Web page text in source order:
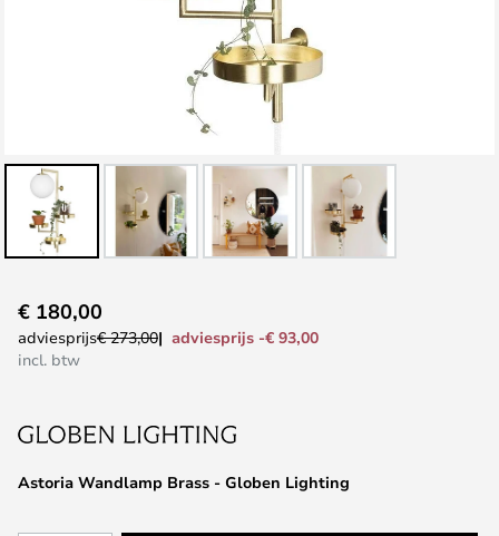
naar
het
de
gallerij
Astoria Wandlamp Brass - Globen Lighting
€ 180,00
adviesprijs€ 273,00
adviesprijs -€ 93,00
incl. btw